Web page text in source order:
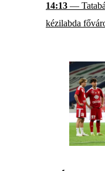
14:13 —
kézilabda